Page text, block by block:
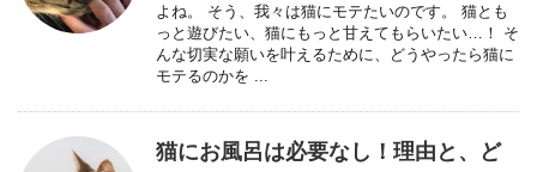
よね。 そう、我々は猫にモテたいのです。 猫とも
っと遊びたい、猫にもっと甘えてもらいたい…！ そ
んな切実な願いを叶えるために、どうやったら猫に
モテるのかを ...
猫にお風呂は必要なし！理由と、ど